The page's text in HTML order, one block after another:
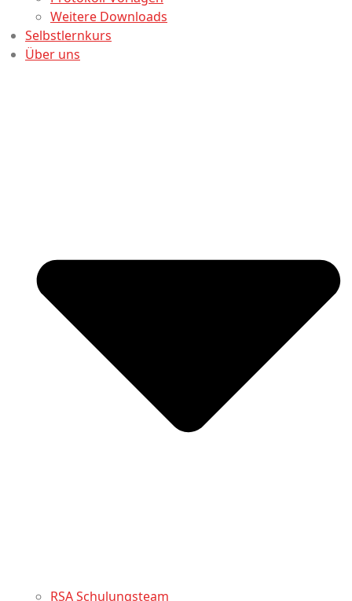
Weitere Downloads
Selbstlernkurs
Über uns
RSA Schulungsteam